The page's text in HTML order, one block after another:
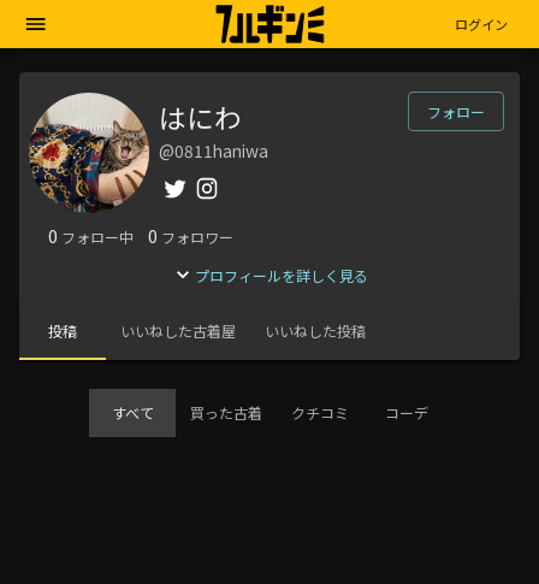
ログイン
はにわ
@0811haniwa
フォロー
0 フォロー中 0 フォロワー
プロフィールを詳しく見る
投稿 いいねした古着屋 いいねした投稿
すべて 買った古着 クチコミ コーデ